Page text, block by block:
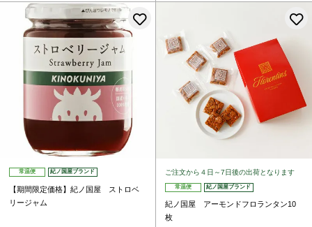
常温便 紀ノ国屋ブランド
【期間限定価格】紀ノ国屋 ストロベ
リージャム
ご注文から４日～7日後の出荷となります
常温便 紀ノ国屋ブランド
紀ノ国屋 アーモンドフロランタン10
枚